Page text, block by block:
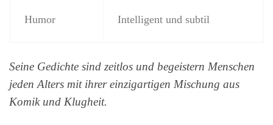
Humor Intelligent und subtil
Seine Gedichte sind zeitlos und begeistern Menschen
jeden Alters mit ihrer einzigartigen Mischung aus
Komik und Klugheit.